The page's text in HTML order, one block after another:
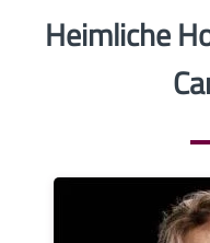
Heimliche